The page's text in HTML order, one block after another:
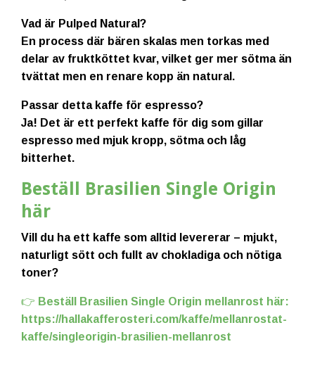
Vad är Pulped Natural?
En process där bären skalas men torkas med
delar av fruktköttet kvar, vilket ger mer sötma än
tvättat men en renare kopp än natural.
Passar detta kaffe för espresso?
Ja! Det är ett perfekt kaffe för dig som gillar
espresso med mjuk kropp, sötma och låg
bitterhet.
Beställ Brasilien Single Origin
här
Vill du ha ett kaffe som alltid levererar – mjukt,
naturligt sött och fullt av chokladiga och nötiga
toner?
👉 Beställ Brasilien Single Origin mellanrost här:
https://hallakafferosteri.com/kaffe/mellanrostat-
kaffe/singleorigin-brasilien-mellanrost